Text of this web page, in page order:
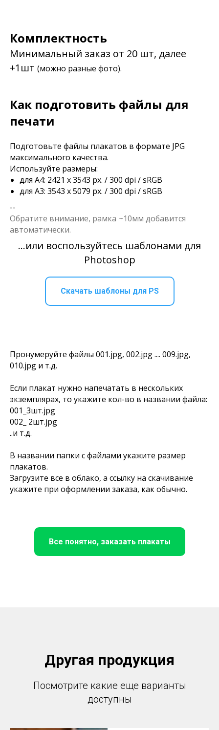
Комплектность
Минимальный заказ от 20 шт, далее
+1шт (можно разные фото).
Как подготовить файлы для
печати
Подготовьте файлы плакатов в формате JPG
максимального качества.
Используйте размеры:
для А4: 2421 x 3543 px. / 300 dpi / sRGB
для А3: 3543 x 5079 px. / 300 dpi / sRGB
--
Обратите внимание, рамка ~10мм добавится
автоматически.
...или воспользуйтесь шаблонами для
Photoshop
Скачать шаблоны для PS
Пронумеруйте файлы 001.jpg, 002.jpg .... 009.jpg,
010.jpg и т.д.
Если плакат нужно напечатать в нескольких
экземплярах, то укажите кол-во в названии файла:
001_3шт.jpg
002_ 2шт.jpg
..и т.д.
В названии папки с файлами укажите размер
плакатов.
Загрузите все в облако, а ссылку на скачивание
укажите при оформлении заказа, как обычно.
Все понятно, заказать плакаты
Другая продукция
Посмотрите какие еще варианты
доступны